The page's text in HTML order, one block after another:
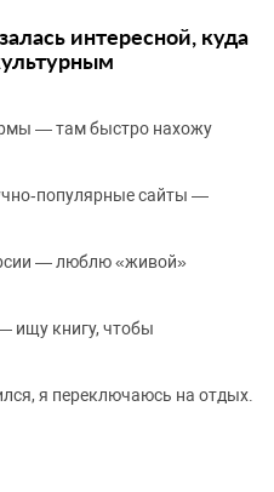
интересной, куда
— там быстро нахожу
сайты —
— люблю «живой»
ищу книгу, чтобы
я переключаюсь на отдых.